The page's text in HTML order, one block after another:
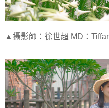
▲攝影師：徐世超 MD：